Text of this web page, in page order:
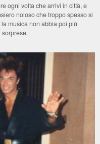
ogni volta che arrivi in città, e
noioso che troppo spesso si
musica non abbia poi più
sorprese.